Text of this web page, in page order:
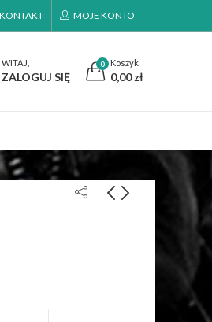
KONTAKT MOJE KONTO
WITAJ,
ZALOGUJ SIĘ
0 Koszyk
0,00zł